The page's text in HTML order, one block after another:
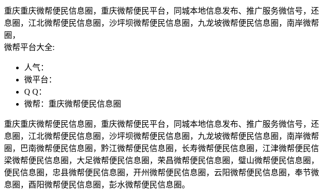
重庆重庆微帮便民信息圈，重庆微帮便民平台，同城本地信息发布、推广服务微信号
息圈，江北微帮便民信息圈，沙坪坝微帮便民信息圈，九龙坡微帮便民信息圈，南岸
圈，
微帮平台大全:
人气：
微平台：
Q Q：
微帮：重庆微帮便民信息圈
重庆重庆微帮便民信息圈，重庆微帮便民平台，同城本地信息发布、推广服务微信号
息圈，江北微帮便民信息圈，沙坪坝微帮便民信息圈，九龙坡微帮便民信息圈，南岸
圈，巴南微帮便民信息圈，黔江微帮便民信息圈，长寿微帮便民信息圈，江津微帮便
梁微帮便民信息圈，大足微帮便民信息圈，荣昌微帮便民信息圈，璧山微帮便民信息
便民信息圈，忠县微帮便民信息圈，开州微帮便民信息圈，云阳微帮便民信息圈，奉
息圈，酉阳微帮便民信息圈，彭水微帮便民信息圈。